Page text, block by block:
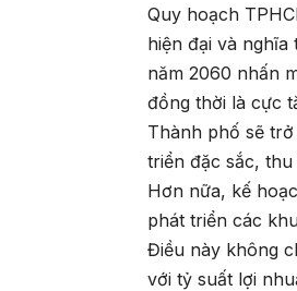
Quy hoạch
hiện đại và
năm 2060 nhấn
đồng thời là cực
Thành phố sẽ
triển đặc sắc,
Hơn nữa, kế
phát triển các
Điều này không
với tỷ suất lợi